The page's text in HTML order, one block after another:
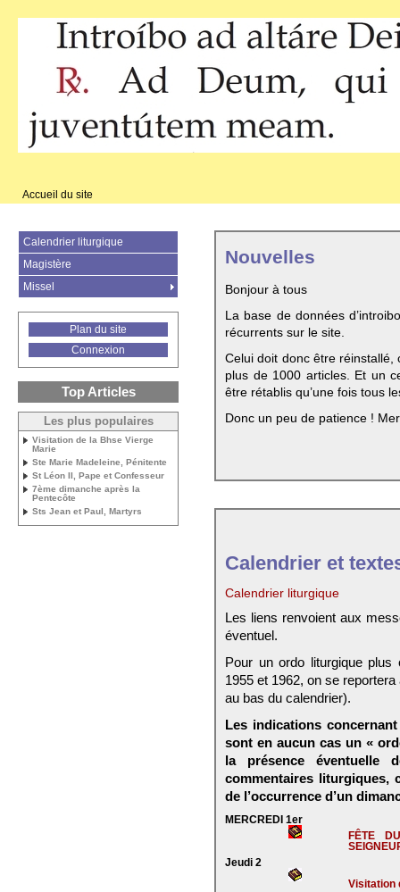
Accueil du site
Nouvelles
Bonjour à tous
La base de données
récurrents sur le site.
Celui doit donc être
plus de 1000 articles. Et un
être rétablis qu’une fois tous
Donc un peu de patience !
Calendrier et
Calendrier liturgique
Les liens renvoient aux
éventuel.
Pour un ordo liturgique plus
1955 et 1962, on se
au bas du calendrier).
Les indications
sont en aucun cas un «
la présence éventuelle
commentaires liturgiques,
de l’occurrence d’un
MERCREDI 1er
FÊTE
Jeudi 2
Visitation
Calendrier liturgique
Magistère
Missel
Plan du site
Connexion
Top Articles
Les plus populaires
Visitation de la Bhse Vierge
Marie
Ste Marie Madeleine, Pénitente
St Léon II, Pape et Confesseur
7ème dimanche après la
Pentecôte
Sts Jean et Paul, Martyrs